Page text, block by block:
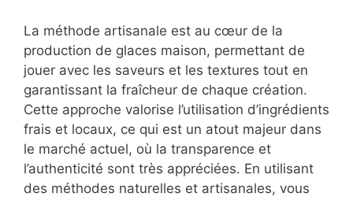
La méthode artisanale est au cœur de la
production de glaces maison, permettant de
jouer avec les saveurs et les textures tout en
garantissant la fraîcheur de chaque création.
Cette approche valorise l’utilisation d’ingrédients
frais et locaux, ce qui est un atout majeur dans
le marché actuel, où la transparence et
l’authenticité sont très appréciées. En utilisant
des méthodes naturelles et artisanales, vous